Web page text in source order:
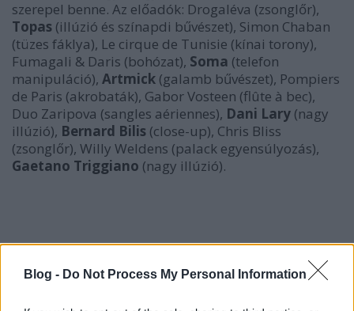
Blog - Do Not Process My Personal Information
szerepel benne. Az előadók: Drogaléva (zsonglőr),
Topas (illúzió és színapdi bűvészet), Simon Chaban
(tüzes fáklya), Le cirque de Tunisie (kínai torony),
Fumagali & Daris (bohózat), Soma (telefon
manipuláció), Artmick (galamb bűvészet), Pompiers
de Paris (akrobaták), Gabor Vosteen (flûte à bec),
Duo Zaripova (sangles aériennes), Dani Lary (nagy
illúzió), Bernard Bilis (close-up), Chris Bliss
(zsonglőr), Willy Weldens (palack egyensúlyozás),
Gaetano Triggiano (nagy illúzió).